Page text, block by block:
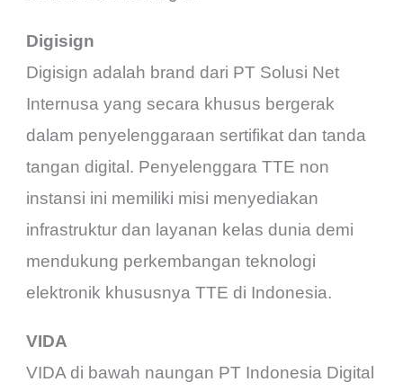
Digisign
Digisign adalah brand dari PT Solusi Net
Internusa yang secara khusus bergerak
dalam penyelenggaraan sertifikat dan tanda
tangan digital. Penyelenggara TTE non
instansi ini memiliki misi menyediakan
infrastruktur dan layanan kelas dunia demi
mendukung perkembangan teknologi
elektronik khususnya TTE di Indonesia.
VIDA
VIDA di bawah naungan PT Indonesia Digital